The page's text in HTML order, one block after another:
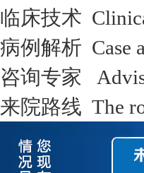
临床技术
病例解析 Case
咨询专家
来院路线 The